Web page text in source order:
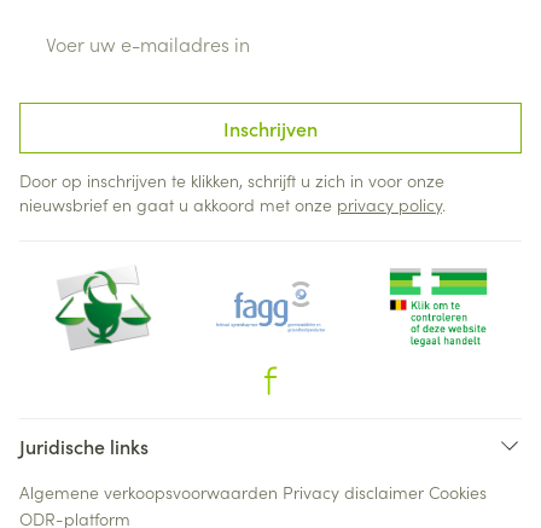
Inschrijven
Door op inschrijven te klikken, schrijft u zich in voor onze
nieuwsbrief en gaat u akkoord met onze privacy policy.
Juridische links
Algemene verkoopsvoorwaarden Privacy disclaimer Cookies
ODR-platform